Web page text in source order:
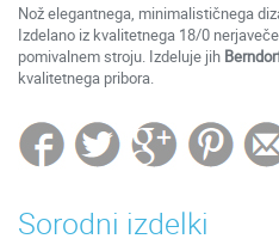
Nož elegantnega, minimalističnega
Izdelano iz kvalitetnega 18/0
pomivalnem stroju. Izdeluje jih
kvalitetnega pribora.
Sorodni izdelki